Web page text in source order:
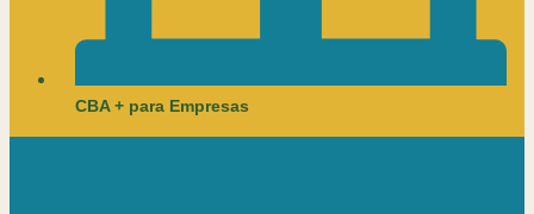
CBA + para Empresas